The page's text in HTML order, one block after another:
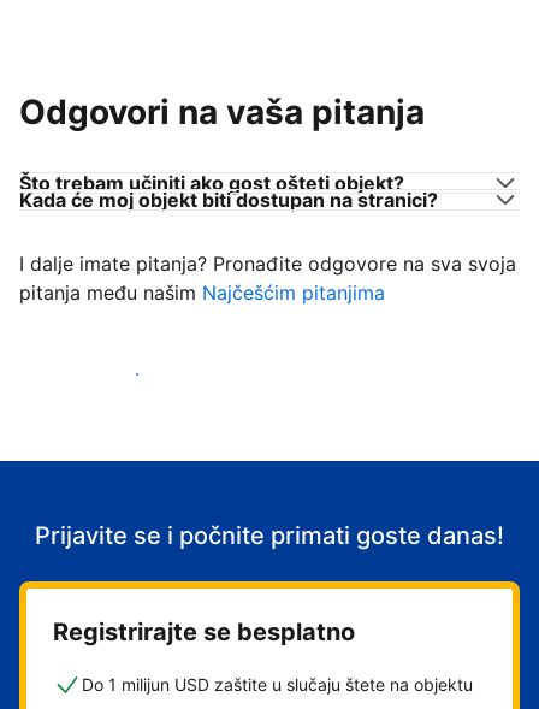
Odgovori na vaša pitanja
Što trebam učiniti ako gost ošteti objekt?
Kada će moj objekt biti dostupan na stranici?
I dalje imate pitanja? Pronađite odgovore na sva svoja
pitanja među našim Najčešćim pitanjima
Počnite primati goste
Prijavite se i počnite primati goste danas!
Registrirajte se besplatno
Do 1 milijun USD zaštite u slučaju štete na objektu